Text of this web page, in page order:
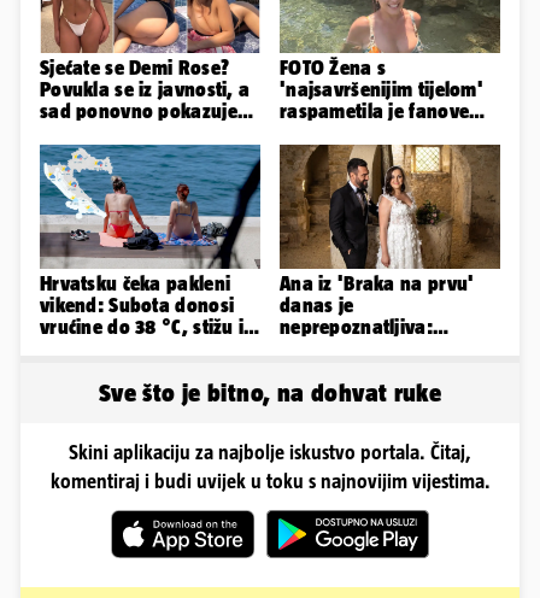
Sjećate se Demi Rose?
Povukla se iz javnosti, a
sad ponovno pokazuje
FOTO Žena s
'najsavršenijim tijelom'
raspametila je fanove
plićaka
Hrvatsku čeka pakleni
vikend: Subota donosi
vrućine do 38 °C, stižu i
Ana iz 'Braka na prvu'
danas je
neprepoznatljiva:
Sve što je bitno, na dohvat ruke
Skini aplikaciju za najbolje iskustvo portala. Čitaj,
komentiraj i budi uvijek u toku s najnovijim vijestima.